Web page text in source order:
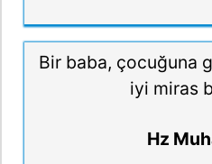
Bir baba, çocuğuna
iyi miras
Hz